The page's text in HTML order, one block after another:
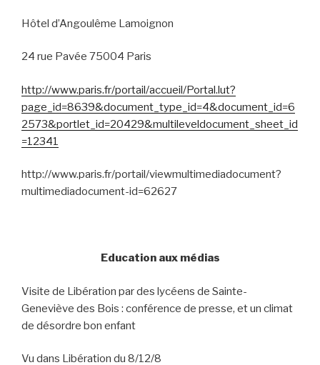
Hôtel d’Angoulême Lamoignon
24 rue Pavée 75004 Paris
http://www.paris.fr/portail/accueil/Portal.lut?
page_id=8639&document_type_id=4&document_id=6
2573&portlet_id=20429&multileveldocument_sheet_id
=12341
http://www.paris.fr/portail/viewmultimediadocument?
multimediadocument-id=62627
Education aux médias
Visite de Libération par des lycéens de Sainte-
Geneviève des Bois : conférence de presse, et un climat
de désordre bon enfant
Vu dans Libération du 8/12/8